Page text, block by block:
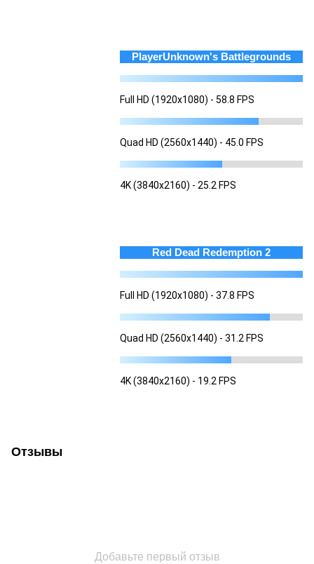
PlayerUnknown's Battlegrounds
Full HD (1920x1080) - 58.8 FPS
Quad HD (2560x1440) - 45.0 FPS
4K (3840x2160) - 25.2 FPS
Red Dead Redemption 2
Full HD (1920x1080) - 37.8 FPS
Quad HD (2560x1440) - 31.2 FPS
4K (3840x2160) - 19.2 FPS
Отзывы
Добавьте первый отзыв